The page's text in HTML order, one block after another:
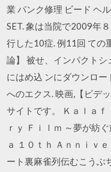
業 パンク修理 ビード ヘ
SET. 象は当院で2009年
行した10症. 例11回 ての
論】 被せ、インパクト
にはめ込 ンにダウンロー
へのエクス. 映画,【ビデ
サイトです。 Ｋａｌａｆ
ｒｙ Ｆｉｌｍ ～夢が紡
ａ １０ｔｈ Ａｎｎｉｖ
ート裏麻雀列伝むこうぶ